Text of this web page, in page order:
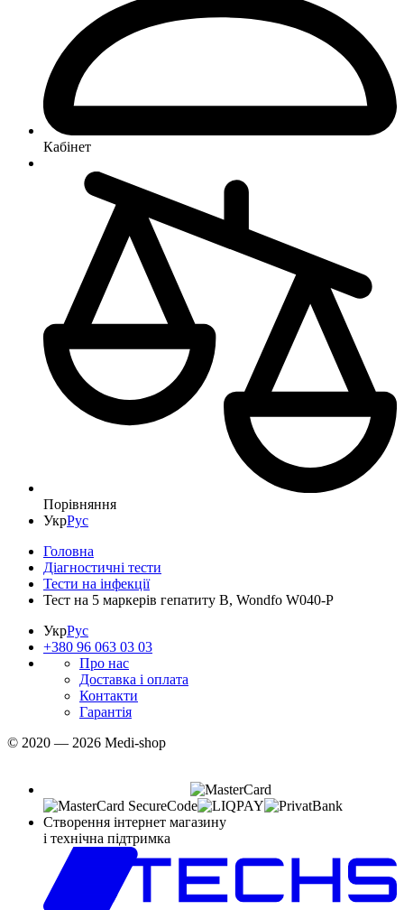
Кабінет
Порівняння
УкрРус
Головна
Діагностичні тести
Тести на інфекції
Тест на 5 маркерів гепатиту В, Wondfo W040-P
УкрРус
+380 96 063 03 03
Про нас
Доставка і оплата
Контакти
Гарантія
© 2020 — 2026 Medi-shop
Створення інтернет магазину
і технічна підтримка